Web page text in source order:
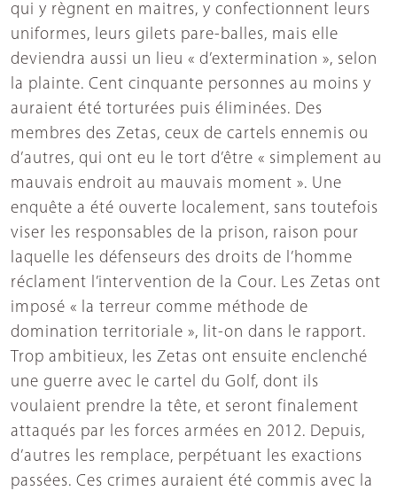
qui y règnent en maitres, y confectionnent leurs
uniformes, leurs gilets pare-balles, mais elle
deviendra aussi un lieu « d’extermination », selon
la plainte. Cent cinquante personnes au moins y
auraient été torturées puis éliminées. Des
membres des Zetas, ceux de cartels ennemis ou
d’autres, qui ont eu le tort d’être « simplement au
mauvais endroit au mauvais moment ». Une
enquête a été ouverte localement, sans toutefois
viser les responsables de la prison, raison pour
laquelle les défenseurs des droits de l’homme
réclament l’intervention de la Cour. Les Zetas ont
imposé « la terreur comme méthode de
domination territoriale », lit-on dans le rapport.
Trop ambitieux, les Zetas ont ensuite enclenché
une guerre avec le cartel du Golf, dont ils
voulaient prendre la tête, et seront finalement
attaqués par les forces armées en 2012. Depuis,
d’autres les remplace, perpétuant les exactions
passées. Ces crimes auraient été commis avec la